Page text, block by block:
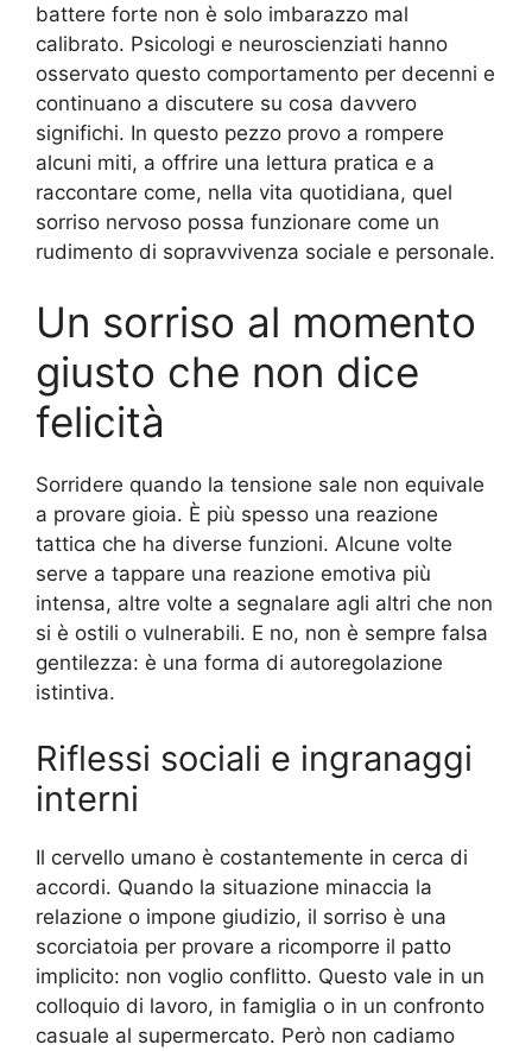
battere forte non è solo imbarazzo mal
calibrato. Psicologi e neuroscienziati hanno
osservato questo comportamento per decenni e
continuano a discutere su cosa davvero
significhi. In questo pezzo provo a rompere
alcuni miti, a offrire una lettura pratica e a
raccontare come, nella vita quotidiana, quel
sorriso nervoso possa funzionare come un
rudimento di sopravvivenza sociale e personale.
Un sorriso al momento
giusto che non dice
felicità
Sorridere quando la tensione sale non equivale
a provare gioia. È più spesso una reazione
tattica che ha diverse funzioni. Alcune volte
serve a tappare una reazione emotiva più
intensa, altre volte a segnalare agli altri che non
si è ostili o vulnerabili. E no, non è sempre falsa
gentilezza: è una forma di autoregolazione
istintiva.
Riflessi sociali e ingranaggi
interni
Il cervello umano è costantemente in cerca di
accordi. Quando la situazione minaccia la
relazione o impone giudizio, il sorriso è una
scorciatoia per provare a ricomporre il patto
implicito: non voglio conflitto. Questo vale in un
colloquio di lavoro, in famiglia o in un confronto
casuale al supermercato. Però non cadiamo